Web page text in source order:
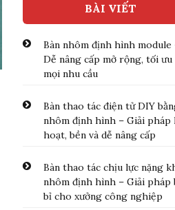
BÀI VIẾT
Bàn nhôm định hình module
Dễ nâng cấp mở rộng, tối ưu
mọi nhu cầu
Bàn thao tác điện tử DIY
nhôm định hình – Giải pháp
hoạt, bền và dễ nâng cấp
Bàn thao tác chịu lực nặng
nhôm định hình – Giải pháp
bỉ cho xưởng công nghiệp